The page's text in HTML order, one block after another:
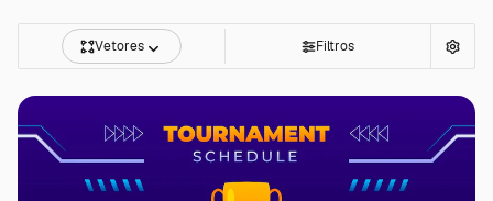
Vetores Filtros